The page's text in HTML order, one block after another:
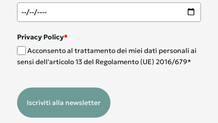
Privacy Policy*
Acconsento al trattamento dei miei dati personali ai
sensi dell'articolo 13 del Regolamento (UE) 2016/679*
Iscriviti alla newsletter